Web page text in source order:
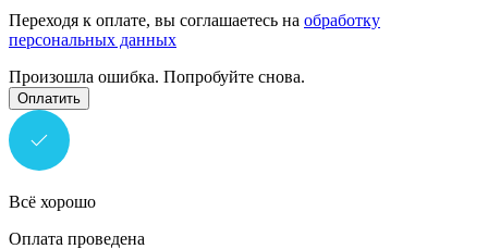
Переходя к оплате, вы соглашаетесь на обработку
персональных данных
Произошла ошибка. Попробуйте снова.
Оплатить
Всё хорошо
Оплата проведена